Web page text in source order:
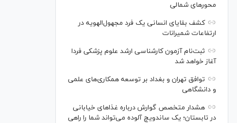
محورهای شمالی
کشف بقایای انسانی یک فرد مجهول‌الهویه در
ارتفاعات شمیرانات
ثبت‌نام آزمون کارشناسی ارشد علوم پزشکی فردا
آغاز خواهد شد
توافق تهران و بغداد بر توسعه همکاری‌های علمی
و دانشگاهی
هشدار متخصص گوارش درباره غذا‌های خیابانی
در تابستان؛ یک ساندویچ آلوده می‌تواند شما را راهی